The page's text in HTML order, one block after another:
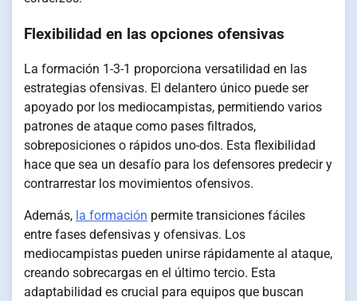
Flexibilidad en las opciones ofensivas
La formación 1-3-1 proporciona versatilidad en las
estrategias ofensivas. El delantero único puede ser
apoyado por los mediocampistas, permitiendo varios
patrones de ataque como pases filtrados,
sobreposiciones o rápidos uno-dos. Esta flexibilidad
hace que sea un desafío para los defensores predecir y
contrarrestar los movimientos ofensivos.
Además, la formación permite transiciones fáciles
entre fases defensivas y ofensivas. Los
mediocampistas pueden unirse rápidamente al ataque,
creando sobrecargas en el último tercio. Esta
adaptabilidad es crucial para equipos que buscan